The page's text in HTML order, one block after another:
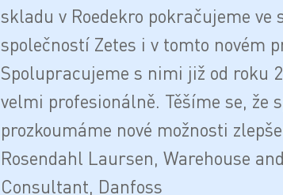
skladu v Roedekro pokračujeme ve
společností Zetes i v tomto novém
Spolupracujeme s nimi již od roku
velmi profesionálně. Těšíme se, že
prozkoumáme nové možnosti
Rosendahl Laursen, Warehouse
Consultant, Danfoss